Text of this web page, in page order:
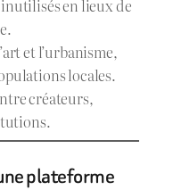
en lieux de
et l’urbanisme,
locales.
créateurs,
plateforme